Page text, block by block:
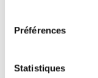
Préférences
Statistiques
VALERIE
CNRS